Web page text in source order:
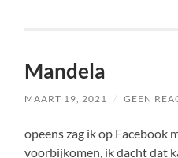
Mandela
MAART 19, 2021 / GEEN
opeens zag ik op Facebook
voorbijkomen, ik dacht dat